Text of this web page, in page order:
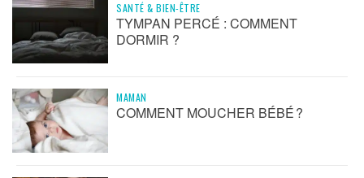
SANTÉ & BIEN-ÊTRE
TYMPAN PERCÉ : COMMENT
DORMIR ?
MAMAN
COMMENT MOUCHER BÉBÉ ?